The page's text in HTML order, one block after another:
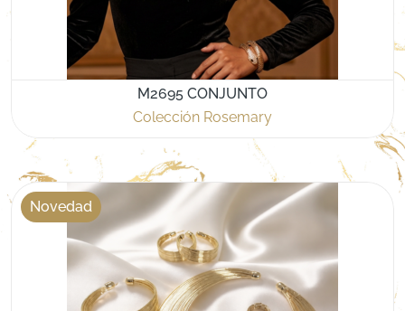
M2695 CONJUNTO
Colección Rosemary
Novedad